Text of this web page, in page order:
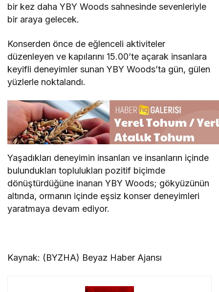
bir kez daha YBY Woods sahnesinde sevenleriyle
bir araya gelecek.
Konserden önce de eğlenceli aktiviteler
düzenleyen ve kapılarını 15.00’te açarak insanlara
keyifli deneyimler sunan YBY Woods’ta gün, gülen
yüzlerle noktalandı.
Yaşadıkları deneyimin insanları ve insanların içinde
bulundukları toplulukları pozitif biçimde
dönüştürdüğüne inanan YBY Woods; gökyüzünün
altında, ormanın içinde eşsiz konser deneyimleri
yaratmaya devam ediyor.
Kaynak: (BYZHA) Beyaz Haber Ajansı